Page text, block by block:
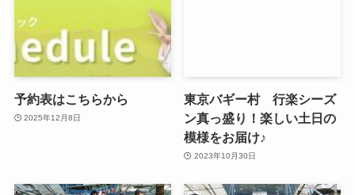
予約表はこちらから
2025年12月8日
東京バギー村 行楽シーズ
ン真っ盛り！楽しい土日の
模様をお届け♪
2023年10月30日